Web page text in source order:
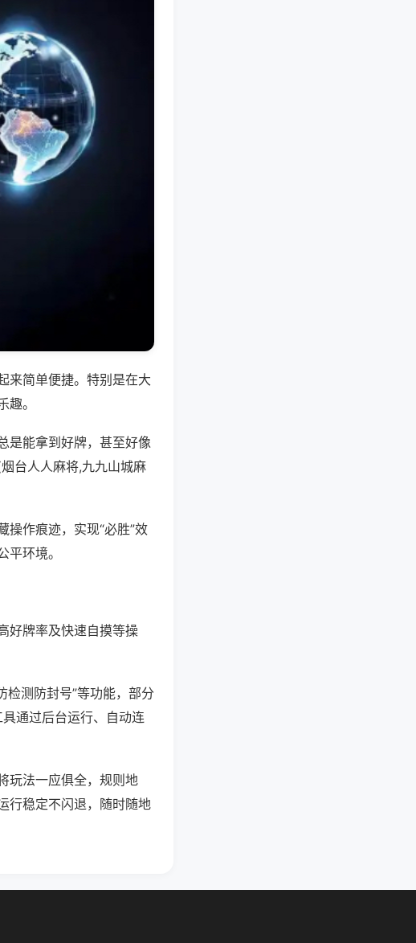
来简单便捷。特别是在大
。
是能拿到好牌，甚至好像
台人人麻将,九九山城麻
操作痕迹，实现“必胜”效
环境。
好牌率及快速自摸等操
检测防封号”等功能，部分
通过后台运行、自动连
玩法一应俱全，规则地
行稳定不闪退，随时随地